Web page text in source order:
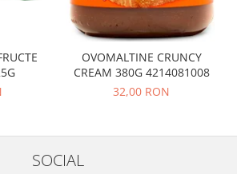
OVOMALTINE CRUNCY
CREAM 380G 4214081008
32,00 RON
SOCIAL